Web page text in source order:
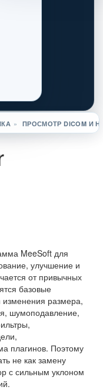
» ПРОСМОТР DICOM И
MeeSoft для
улучшение и
от привычных
базовые
изменения размера,
шумоподавление,
плагинов. Поэтому
не как замену
с сильным уклоном